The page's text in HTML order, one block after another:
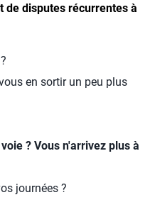
de disputes récurrentes à
en sortir un peu plus
? Vous n'arrivez plus à
journées ?